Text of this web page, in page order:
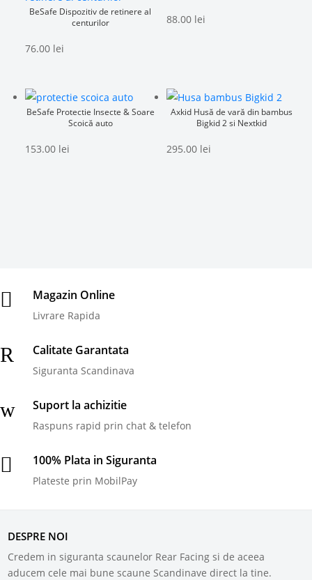
BeSafe Dispozitiv de retinere al
centurilor
76.00 lei
88.00 lei
BeSafe Protectie Insecte & Soare
Scoică auto
153.00 lei
Axkid Husă de vară din bambus
Bigkid 2 si Nextkid
295.00 lei
 Magazin Online
Livrare Rapida
R Calitate Garantata
Siguranta Scandinava
w Suport la achizitie
Raspuns rapid prin chat & telefon
 100% Plata in Siguranta
Plateste prin MobilPay
DESPRE NOI
Credem in siguranta scaunelor Rear Facing si de aceea
aducem cele mai bune scaune Scandinave direct la tine.